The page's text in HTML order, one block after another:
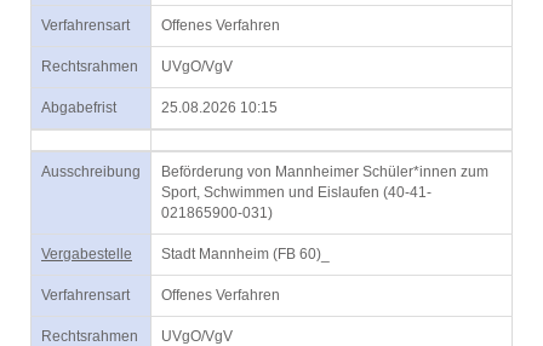
Verfahrensart Offenes Verfahren
Rechtsrahmen UVgO/VgV
Abgabefrist 25.08.2026 10:15
Ausschreibung
Beförderung von Mannheimer Schüler*innen zum
Sport, Schwimmen und Eislaufen (40-41-
021865900-031)
Vergabestelle Stadt Mannheim (FB 60)_
Verfahrensart Offenes Verfahren
Rechtsrahmen UVgO/VgV